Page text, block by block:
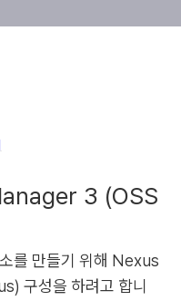
3 (OSS
를 만들기 위해 Nexus
구성을 하려고 합니